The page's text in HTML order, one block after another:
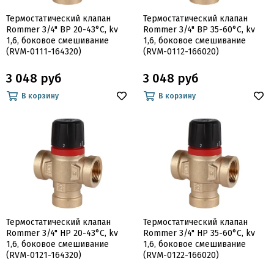
Термостатический клапан
Rommer 3/4" ВР 20-43°С, kv
1,6, боковое смешивание
(RVM-0111-164320)
3 048 руб
В корзину
Термостатический клапан
Rommer 3/4" ВР 35-60°С, kv
1,6, боковое смешивание
(RVM-0112-166020)
3 048 руб
В корзину
Термостатический клапан
Rommer 3/4" НР 20-43°С, kv
1,6, боковое смешивание
(RVM-0121-164320)
Термостатический клапан
Rommer 3/4" НР 35-60°С, kv
1,6, боковое смешивание
(RVM-0122-166020)